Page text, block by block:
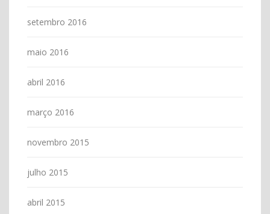
setembro 2016
maio 2016
abril 2016
março 2016
novembro 2015
julho 2015
abril 2015